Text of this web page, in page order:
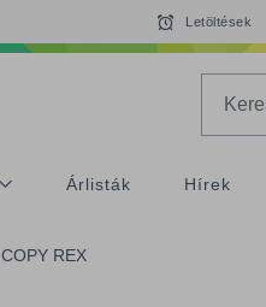
Letöltések
Árlisták Hírek
COPY REX